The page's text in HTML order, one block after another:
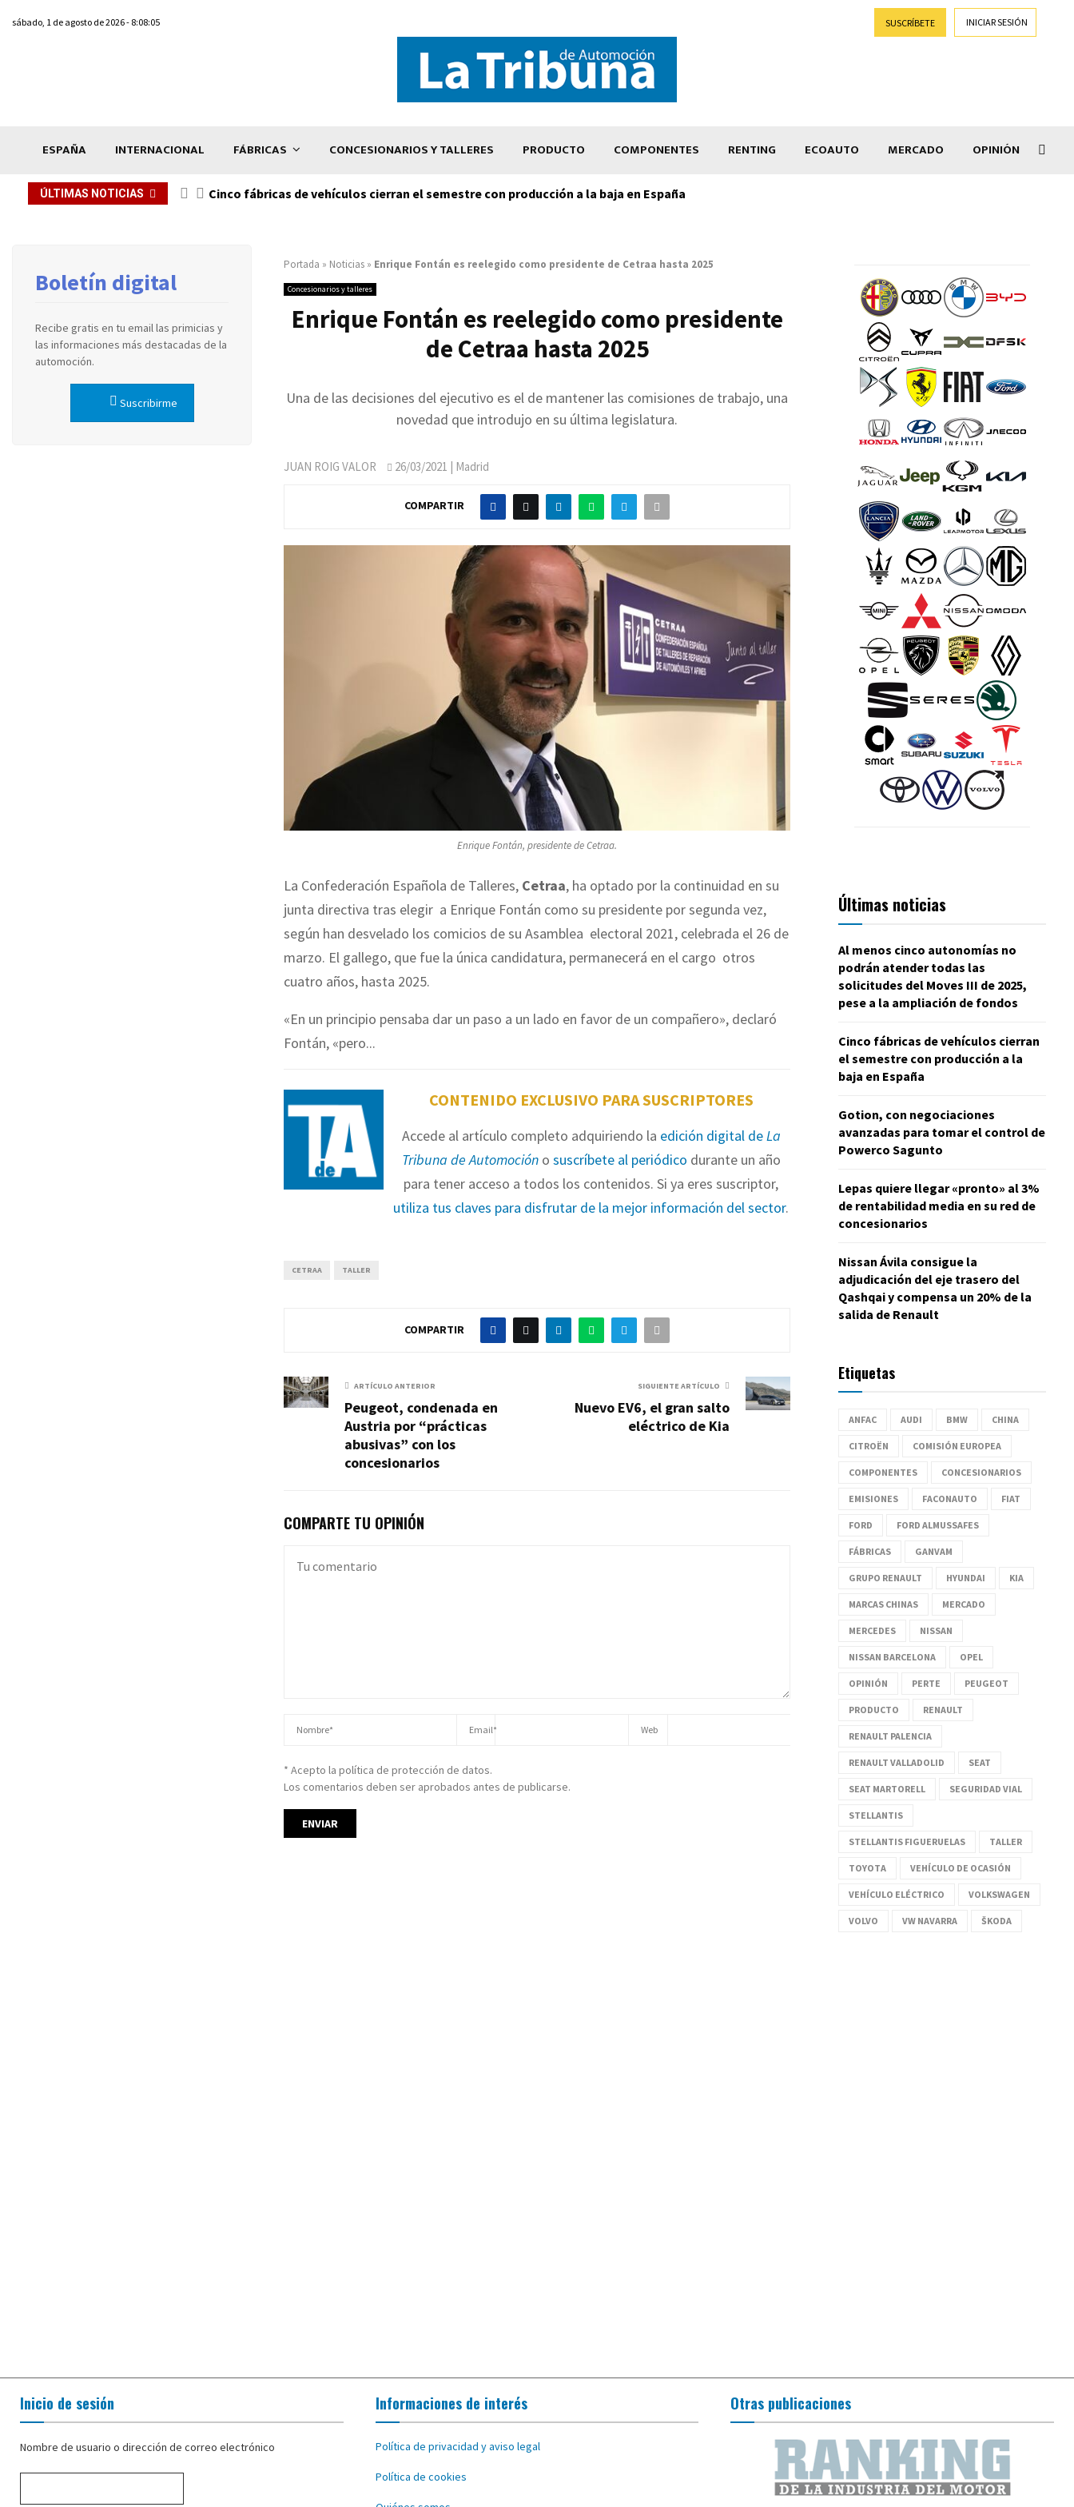
sábado, 1 de agosto de 2026 - 8:08:05 SUSCRÍBETE INICIAR SESIÓN
ESPAÑA INTERNACIONAL FÁBRICAS CONCESIONARIOS Y TALLERES PRODUCTO COMPONENTES RENTING ECOAUTO MERCADO OPINIÓN
ÚLTIMAS NOTICIAS Cinco fábricas de vehículos cierran el semestre con producción a la baja en España
Portada » Noticias » Enrique Fontán es reelegido como presidente de Cetraa hasta 2025
Concesionarios y talleres
Enrique Fontán es reelegido como presidente
de Cetraa hasta 2025
Una de las decisiones del ejecutivo es el de mantener las comisiones de trabajo, una
novedad que introdujo en su última legislatura.
JUAN ROIG VALOR 26/03/2021 | Madrid
COMPARTIR
Enrique Fontán, presidente de Cetraa.
La Confederación Española de Talleres, Cetraa, ha optado por la continuidad en su
junta directiva tras elegir a Enrique Fontán como su presidente por segunda vez,
según han desvelado los comicios de su Asamblea electoral 2021, celebrada el 26 de
marzo. El gallego, que fue la única candidatura, permanecerá en el cargo otros
cuatro años, hasta 2025.
«En un principio pensaba dar un paso a un lado en favor de un compañero», declaró
Fontán, «pero...
CONTENIDO EXCLUSIVO PARA SUSCRIPTORES
Accede al artículo completo adquiriendo la edición digital deLa
Tribuna de Automocióno suscríbete al periódico durante un año
para tener acceso a todos los contenidos. Si ya eres suscriptor,
utiliza tus claves para disfrutar de la mejor información del sector.
CETRAA TALLER
COMPARTIR
ARTÍCULO ANTERIOR
Peugeot, condenada en
Austria por “prácticas
abusivas” con los
concesionarios
SIGUIENTE ARTÍCULO
Nuevo EV6, el gran salto
eléctrico de Kia
COMPARTE TU OPINIÓN
* Acepto la política de protección de datos.
Los comentarios deben ser aprobados antes de publicarse.
Boletín digital
Recibe gratis en tu email las primicias y
las informaciones más destacadas de la
automoción.
Suscribirme
Últimas noticias
Al menos cinco autonomías no
podrán atender todas las
solicitudes del Moves III de 2025,
pese a la ampliación de fondos
Cinco fábricas de vehículos cierran
el semestre con producción a la
baja en España
Gotion, con negociaciones
avanzadas para tomar el control de
Powerco Sagunto
Lepas quiere llegar «pronto» al 3%
de rentabilidad media en su red de
concesionarios
Nissan Ávila consigue la
adjudicación del eje trasero del
Qashqai y compensa un 20% de la
salida de Renault
Etiquetas
ANFAC AUDI BMW CHINA
CITROËN COMISIÓN EUROPEA
COMPONENTES CONCESIONARIOS
EMISIONES FACONAUTO FIAT
FORD FORD ALMUSSAFES
FÁBRICAS GANVAM
GRUPO RENAULT HYUNDAI KIA
MARCAS CHINAS MERCADO
MERCEDES NISSAN
NISSAN BARCELONA OPEL
OPINIÓN PERTE PEUGEOT
PRODUCTO RENAULT
RENAULT PALENCIA
RENAULT VALLADOLID SEAT
SEAT MARTORELL SEGURIDAD VIAL
STELLANTIS
STELLANTIS FIGUERUELAS TALLER
TOYOTA VEHÍCULO DE OCASIÓN
VEHÍCULO ELÉCTRICO VOLKSWAGEN
VOLVO VW NAVARRA ŠKODA
Inicio de sesión
Nombre de usuario o dirección de correo electrónico
Informaciones de interés
Política de privacidad y aviso legal
Política de cookies
Otras publicaciones